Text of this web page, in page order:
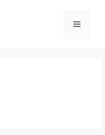
Menu